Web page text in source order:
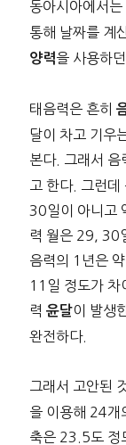
동아시아에서
통해 날짜를 계
양력을 사용하
태음력은 흔히
달이 차고 기우
본다. 그래서
고 한다. 그런데
30일이 아니고
력 월은 29, 30
음력의 1년은
11일 정도가 차
력 윤달이 발생
완전하다.
그래서 고안된
을 이용해 24개
축은 23.5도 정